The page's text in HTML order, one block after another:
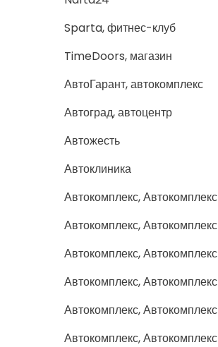
Sparta, фитнес-клуб
TimeDoors, магазин
АвтоГарант, автокомплекс
Автоград, автоцентр
Автожесть
Автоклиника
Автокомплекс, Автокомплекс
Автокомплекс, Автокомплекс
Автокомплекс, Автокомплекс
Автокомплекс, Автокомплекс
Автокомплекс, Автокомплекс
Автокомплекс, Автокомплекс